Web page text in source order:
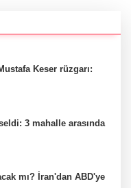
Keser rüzgarı:
3 mahalle arasında
mı? İran'dan ABD'ye